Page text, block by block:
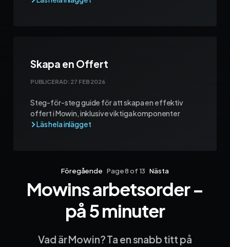
Skapa en Offert
PUBLICERAD: 27 FEB 2026
Steg-för-steg guide för att skapa en effektiv
offert i Mowin, inklusive viktiga komponenter
Föregående Page 8 of 13 Nästa
Sida 1Sida 2 Sida 3Sida 4 Sida 5Sida 6 Sida 7 Sida 8Sida 9
Mowins arbetsorder –
på 5 minuter
Vad är Mowin? Ta en snabb titt på